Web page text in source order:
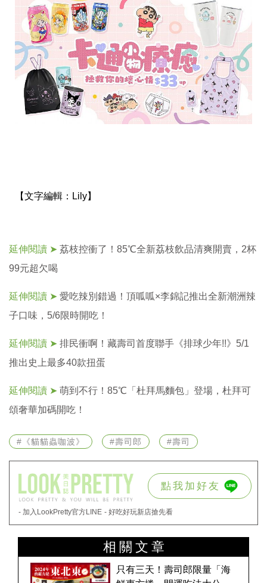
【文字編輯： Lily】
延伸閱讀 ➤ 荔枝控衝了！85℃全新荔枝飲品清爽開賣，2杯
99元超欠喝
延伸閱讀 ➤ 愛吃辣別錯過！頂呱呱×李錦記推出全新潮洲辣
子口味，5/6限時開吃！
延伸閱讀 ➤ 排民衝啊！藏壽司首度聯手《排球少年!!》5/1
推出史上最多40款扭蛋
延伸閱讀 ➤ 萌到不行！85℃「杜拜馬麵包」登場，杜拜可
頌奢華加碼開吃！
#《貓貓蟲咖波》 #壽司郎 #壽司
- 加入LookPretty官方LINE - 好吃好玩新店搶先看
點我加好友
相關文章
只有三天！壽司郎限量「海